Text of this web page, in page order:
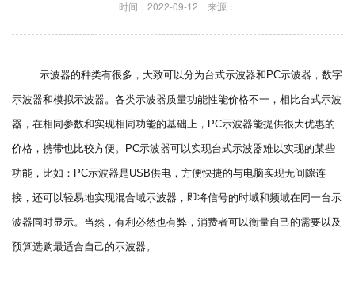
时间：2022-09-12 来源：
示波器的种类有很多，大致可以分为台式示波器和PC示波器，数字
示波器和模拟示波器。各类示波器质量功能性能价格不一，相比台式示波
器，在相同参数和实现相同功能的基础上， PC示波器能提供很大优惠的
价格，携带也比较方便。 PC示波器可以实现台式示波器难以实现的某些
功能，比如： PC示波器是USB供电，方便快捷的与电脑实现无间隙连
接，还可以轻易地实现混合域示波器，即将信号的时域和频域在同一台示
波器同时显示。当然，有利必然也有弊，消费者可以衡量自己的需要以及
预算选购最适合自己的示波器。